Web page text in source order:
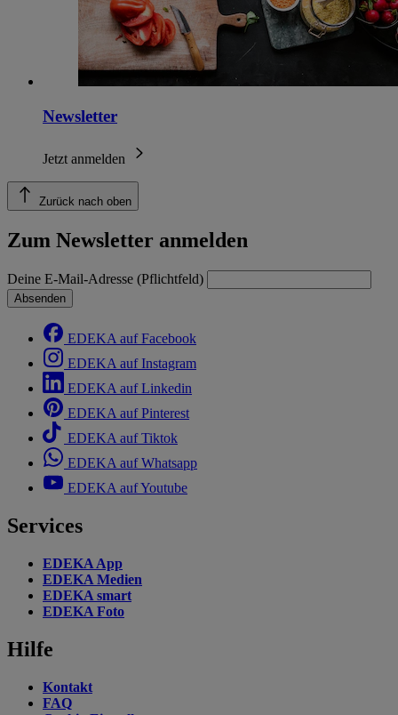
Newsletter
Jetzt anmelden
Zurück nach oben
Zum Newsletter anmelden
Deine E-Mail-Adresse (Pflichtfeld)
Absenden
EDEKA auf Facebook
EDEKA auf Instagram
EDEKA auf Linkedin
EDEKA auf Pinterest
EDEKA auf Tiktok
EDEKA auf Whatsapp
EDEKA auf Youtube
Services
EDEKA App
EDEKA Medien
EDEKA smart
EDEKA Foto
Hilfe
Kontakt
FAQ